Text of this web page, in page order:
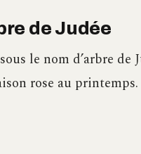
de Judée
le nom d’arbre de
rose au